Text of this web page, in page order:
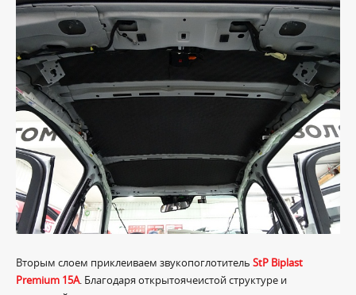
Вторым слоем приклеиваем звукопоглотитель StP Biplast
Premium 15A. Благодаря открытоячеистой структуре и